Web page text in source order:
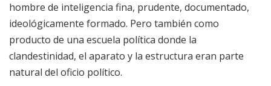
hombre de inteligencia fina, prudente, documentado,
ideológicamente formado. Pero también como
producto de una escuela política donde la
clandestinidad, el aparato y la estructura eran parte
natural del oficio político.